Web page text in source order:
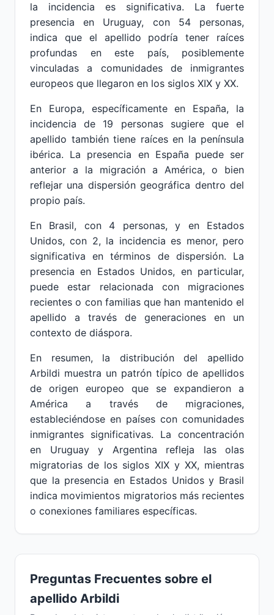
la incidencia es significativa. La fuerte
presencia en Uruguay, con 54 personas,
indica que el apellido podría tener raíces
profundas en este país, posiblemente
vinculadas a comunidades de inmigrantes
europeos que llegaron en los siglos XIX y XX.
En Europa, específicamente en España, la
incidencia de 19 personas sugiere que el
apellido también tiene raíces en la península
ibérica. La presencia en España puede ser
anterior a la migración a América, o bien
reflejar una dispersión geográfica dentro del
propio país.
En Brasil, con 4 personas, y en Estados
Unidos, con 2, la incidencia es menor, pero
significativa en términos de dispersión. La
presencia en Estados Unidos, en particular,
puede estar relacionada con migraciones
recientes o con familias que han mantenido el
apellido a través de generaciones en un
contexto de diáspora.
En resumen, la distribución del apellido
Arbildi muestra un patrón típico de apellidos
de origen europeo que se expandieron a
América a través de migraciones,
estableciéndose en países con comunidades
inmigrantes significativas. La concentración
en Uruguay y Argentina refleja las olas
migratorias de los siglos XIX y XX, mientras
que la presencia en Estados Unidos y Brasil
indica movimientos migratorios más recientes
o conexiones familiares específicas.
Preguntas Frecuentes sobre el
apellido Arbildi